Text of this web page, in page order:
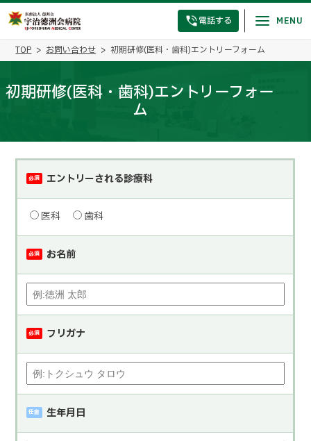
電話する
TOP お問い合わせ 初期研修(医科・歯科)エントリーフォーム
初期研修(医科・歯科)エントリーフォー
ム
必須 エントリーされる診療科
医科 歯科
必須 お名前
必須 フリガナ
任意 生年月日